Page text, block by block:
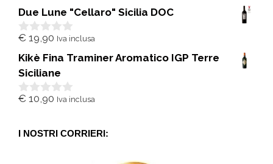
u
5
Due Lune "Cellaro" Sicilia DOC
0
u
5
€ 19,90 Iva inclusa
Kikè Fina Traminer Aromatico IGP Terre
Siciliane
0
5
€ 10,90 Iva inclusa
I NOSTRI CORRIERI: